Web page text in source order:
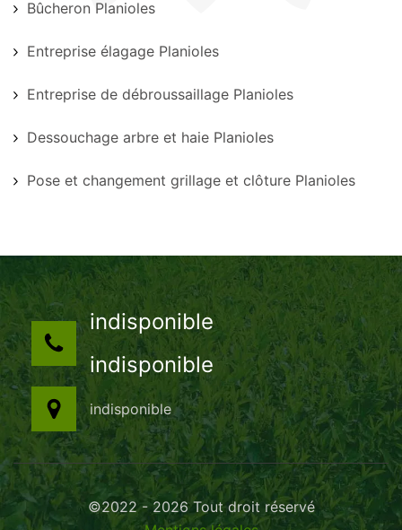
Bûcheron Planioles
Entreprise élagage Planioles
Entreprise de débroussaillage Planioles
Dessouchage arbre et haie Planioles
Pose et changement grillage et clôture Planioles
indisponible
indisponible
indisponible
©2022 - 2026 Tout droit réservé